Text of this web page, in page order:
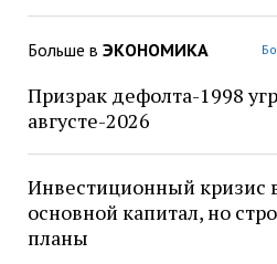
Больше в ЭКОНОМИКА
Призрак дефолта-1998
августе-2026
Инвестиционный кризис
основной капитал, но
планы